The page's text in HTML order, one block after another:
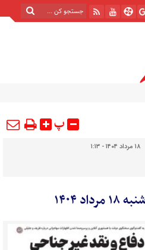
پ
۱۸ مرداد ۱۴۰۴ - ۱:۱۳
۱۴۰۴